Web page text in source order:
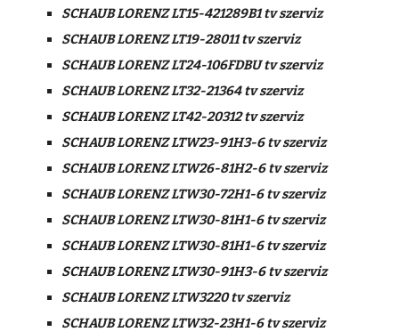
SCHAUB LORENZ LT15-421289B1 tv szerviz
SCHAUB LORENZ LT19-28011 tv szerviz
SCHAUB LORENZ LT24-106FDBU tv szerviz
SCHAUB LORENZ LT32-21364 tv szerviz
SCHAUB LORENZ LT42-20312 tv szerviz
SCHAUB LORENZ LTW23-91H3-6 tv szerviz
SCHAUB LORENZ LTW26-81H2-6 tv szerviz
SCHAUB LORENZ LTW30-72H1-6 tv szerviz
SCHAUB LORENZ LTW30-81H1-6 tv szerviz
SCHAUB LORENZ LTW30-81H1-6 tv szerviz
SCHAUB LORENZ LTW30-91H3-6 tv szerviz
SCHAUB LORENZ LTW3220 tv szerviz
SCHAUB LORENZ LTW32-23H1-6 tv szerviz